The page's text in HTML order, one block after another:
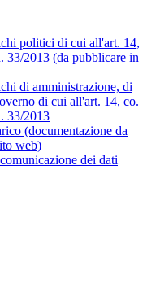
politici di cui all'art. 14,
33/2013 (da pubblicare in
di amministrazione, di
di cui all'art. 14, co.
33/2013
(documentazione da
web)
dei dati